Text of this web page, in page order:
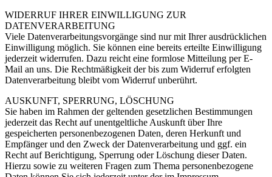
WIDERRUF IHRER EINWILLIGUNG ZUR
DATENVERARBEITUNG
Viele Datenverarbeitungsvorgänge sind nur mit Ihrer ausdrücklichen
Einwilligung möglich. Sie können eine bereits erteilte Einwilligung
jederzeit widerrufen. Dazu reicht eine formlose Mitteilung per E-
Mail an uns. Die Rechtmäßigkeit der bis zum Widerruf erfolgten
Datenverarbeitung bleibt vom Widerruf unberührt.
AUSKUNFT, SPERRUNG, LÖSCHUNG
Sie haben im Rahmen der geltenden gesetzlichen Bestimmungen
jederzeit das Recht auf unentgeltliche Auskunft über Ihre
gespeicherten personenbezogenen Daten, deren Herkunft und
Empfänger und den Zweck der Datenverarbeitung und ggf. ein
Recht auf Berichtigung, Sperrung oder Löschung dieser Daten.
Hierzu sowie zu weiteren Fragen zum Thema personenbezogene